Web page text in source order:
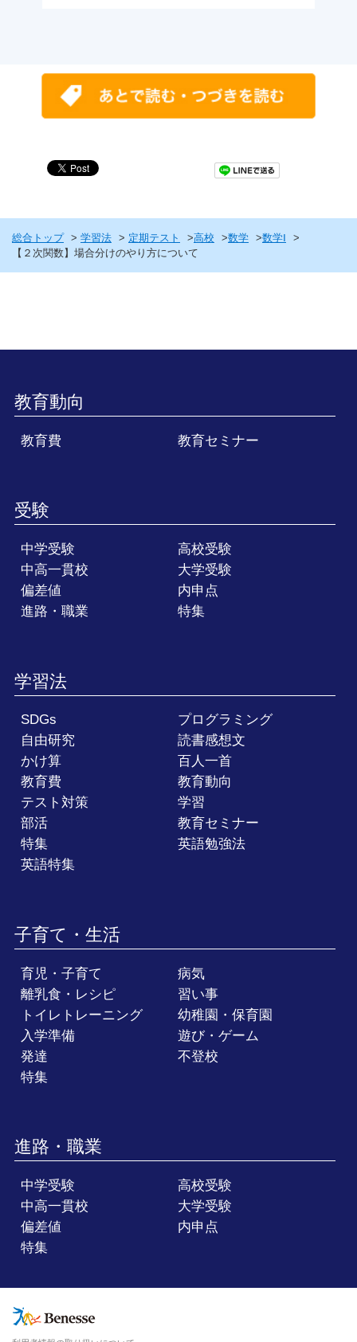
総合トップ 学習法 定期テスト 高校 数学
数学Ⅰ
【２次関数】場合分けのやり方について
教育動向
教育費 教育セミナー
受験
中学受験
高校受験
中高一貫校
大学受験
偏差値
内申点
進路・職業
特集
学習法
SDGs
プログラミング
自由研究
読書感想文
かけ算
百人一首
教育費
教育動向
テスト対策
学習
部活
教育セミナー
特集
英語勉強法
英語特集
子育て・生活
育児・子育て
病気
離乳食・レシピ
習い事
トイレトレーニング
幼稚園・保育園
入学準備
遊び・ゲーム
発達
不登校
特集
進路・職業
中学受験
高校受験
中高一貫校
大学受験
偏差値
内申点
特集